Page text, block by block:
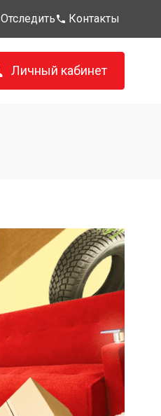
Отследить Контакты
Личный кабинет